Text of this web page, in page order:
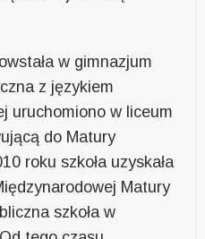
w gimnazjum
z językiem
uruchomiono w liceum
do Matury
roku szkoła uzyskała
Matury
szkoła w